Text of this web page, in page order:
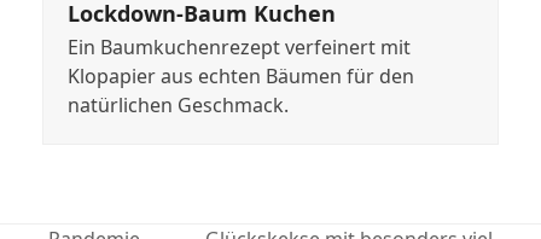
Lockdown-Baum Kuchen
Ein Baumkuchenrezept verfeinert mit
Klopapier aus echten Bäumen für den
natürlichen Geschmack.